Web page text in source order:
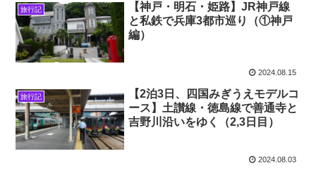
旅行記
【神戸・明石・姫路】JR神戸線
と私鉄で兵庫3都市巡り（①神戸
編）
2024.08.15
旅行記
【2泊3日、四国みぎうえモデルコ
ース】土讃線・徳島線で善通寺と
吉野川沿いをゆく（2,3日目）
2024.08.03